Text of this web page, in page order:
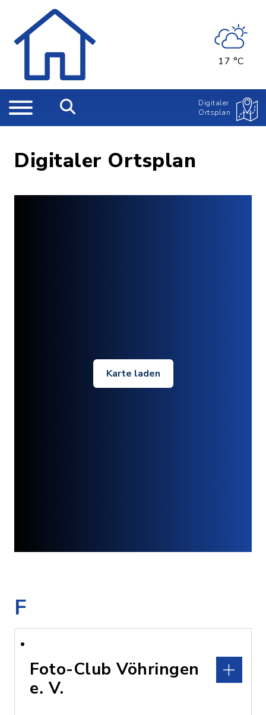
17 °C
Digitaler
Ortsplan
Digitaler Ortsplan
Karte laden
F
Foto-Club Vöhringen
e. V.